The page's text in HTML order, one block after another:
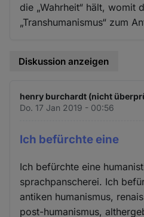
die „Wahrheit“ hält, womit
„Transhumanismus“ zum
Diskussion anzeigen
henry burchardt (nicht
Do. 17 Jan 2019 - 00:56
Ich befürchte eine
Ich befürchte eine
sprachpanscherei. Ich
antiken humanismus,
post-humanismus,